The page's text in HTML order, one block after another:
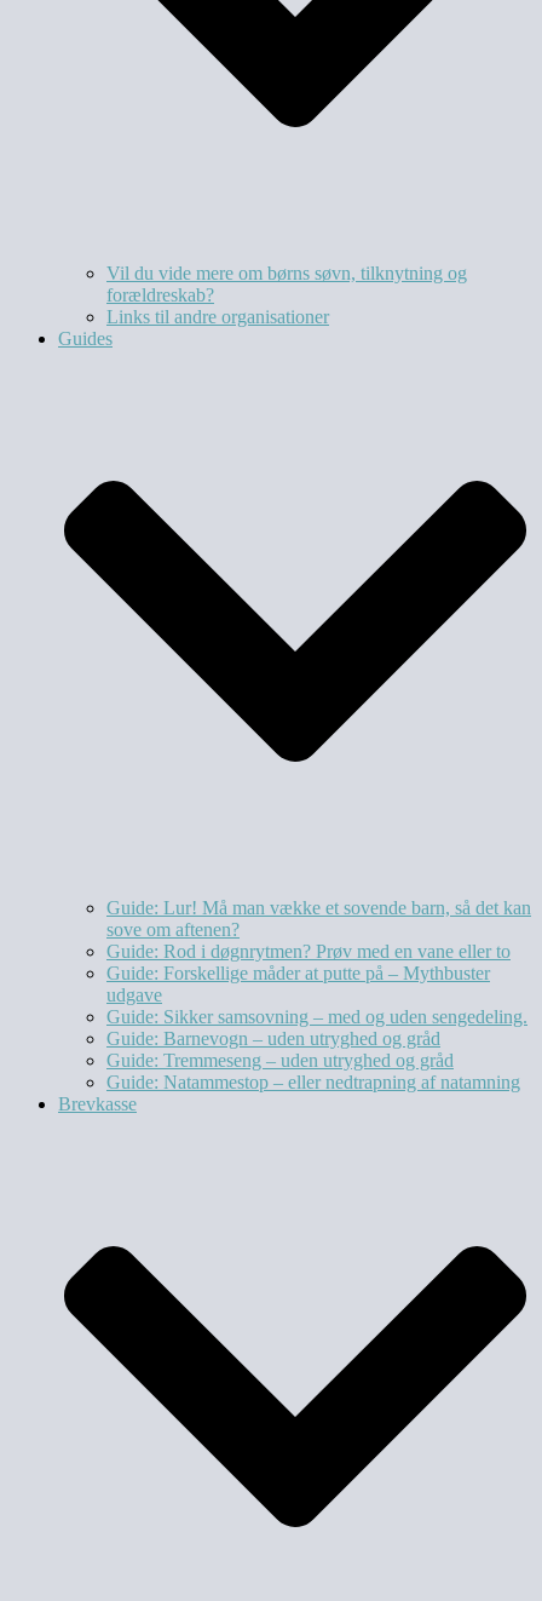
Vil du vide mere om børns søvn, tilknytning og
forældreskab?​
Links til andre organisationer
Guides
Guide: Lur! Må man vække et sovende barn, så det kan
sove om aftenen?
Guide: Rod i døgnrytmen? Prøv med en vane eller to
Guide: Forskellige måder at putte på – Mythbuster
udgave
Guide: Sikker samsovning – med og uden sengedeling.
Guide: Barnevogn – uden utryghed og gråd
Guide: Tremmeseng – uden utryghed og gråd
Guide: Natammestop – eller nedtrapning af natamning
Brevkasse